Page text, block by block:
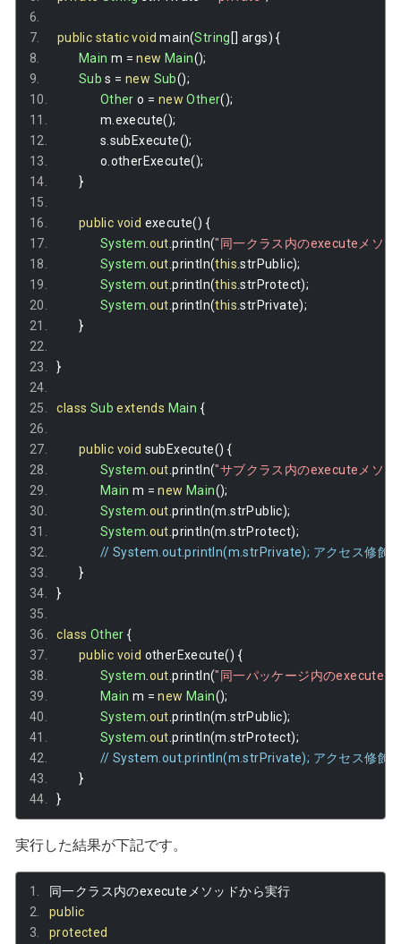
public static void main(String [] args) {
Main m = new Main();
Sub s = new Sub();
Other o = new Other();
		m
execute();
		s
subExecute();
		o
otherExecute();
}
public void execute() {
System out .println("同一クラス内のexecuteメソッ
System out .println(this .strPublic);
System out .println(this .strProtect);
System out .println(this .strPrivate);
}
}
class Sub extends Main {
public void subExecute() {
System out .println("サブクラス内のexecuteメソッ
Main m = new Main();
System out .println(m .strPublic);
System out .println(m .strProtect);
// System.out.println(m.strPrivate); アクセス修飾
}
}
class Other {
public void otherExecute() {
System out .println("同一パッケージ内のexecuteメ
Main m = new Main();
System out .println(m .strPublic);
System out .println(m .strProtect);
// System.out.println(m.strPrivate); アクセス修飾
}
}
実行した結果が下記です。
同一クラス内のexecute メソッドから実行
public
protected